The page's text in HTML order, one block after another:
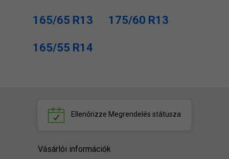
165/65 R13 175/60 R13
165/55 R14
Ellenőrizze Megrendelés státusza
Vásárlói információk